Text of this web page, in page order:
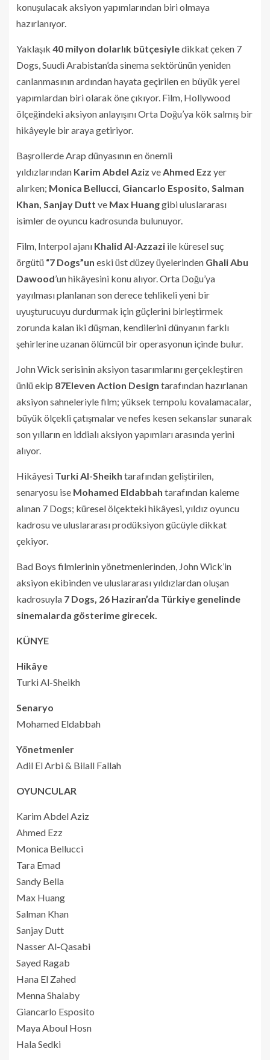
konuşulacak aksiyon yapımlarından biri olmaya
hazırlanıyor.
Yaklaşık 40 milyon dolarlık bütçesiyledikkat çeken 7
Dogs, Suudi Arabistan’da sinema sektörünün yeniden
canlanmasının ardından hayata geçirilen en büyük yerel
yapımlardan biri olarak öne çıkıyor. Film, Hollywood
ölçeğindeki aksiyon anlayışını Orta Doğu’ya kök salmış bir
hikâyeyle bir araya getiriyor.
Başrollerde Arap dünyasının en önemli
yıldızlarından Karim Abdel Aziz ve Ahmed Ezz yer
alırken; Monica Bellucci, Giancarlo Esposito, Salman
Khan, Sanjay Dutt ve Max Huanggibi uluslararası
isimler de oyuncu kadrosunda bulunuyor.
Film, Interpol ajanı Khalid Al-Azzazi ile küresel suç
örgütü “7 Dogs”un eski üst düzey üyelerinden Ghali Abu
Dawood’un hikâyesini konu alıyor. Orta Doğu’ya
yayılması planlanan son derece tehlikeli yeni bir
uyuşturucuyu durdurmak için güçlerini birleştirmek
zorunda kalan iki düşman, kendilerini dünyanın farklı
şehirlerine uzanan ölümcül bir operasyonun içinde bulur.
John Wick serisinin aksiyon tasarımlarını gerçekleştiren
ünlü ekip 87Eleven Action Design tarafından hazırlanan
aksiyon sahneleriyle film; yüksek tempolu kovalamacalar,
büyük ölçekli çatışmalar ve nefes kesen sekanslar sunarak
son yılların en iddialı aksiyon yapımları arasında yerini
alıyor.
Hikâyesi Turki Al-Sheikh tarafından geliştirilen,
senaryosu ise Mohamed Eldabbah tarafından kaleme
alınan 7 Dogs; küresel ölçekteki hikâyesi, yıldız oyuncu
kadrosu ve uluslararası prodüksiyon gücüyle dikkat
çekiyor.
Bad Boys filmlerinin yönetmenlerinden, John Wick’in
aksiyon ekibinden ve uluslararası yıldızlardan oluşan
kadrosuyla 7 Dogs, 26 Haziran’da Türkiye genelinde
sinemalarda gösterime girecek.
KÜNYE
Hikâye
Turki Al-Sheikh
Senaryo
Mohamed Eldabbah
Yönetmenler
Adil El Arbi & Bilall Fallah
OYUNCULAR
Karim Abdel Aziz
Ahmed Ezz
Monica Bellucci
Tara Emad
Sandy Bella
Max Huang
Salman Khan
Sanjay Dutt
Nasser Al-Qasabi
Sayed Ragab
Hana El Zahed
Menna Shalaby
Giancarlo Esposito
Maya Aboul Hosn
Hala Sedki